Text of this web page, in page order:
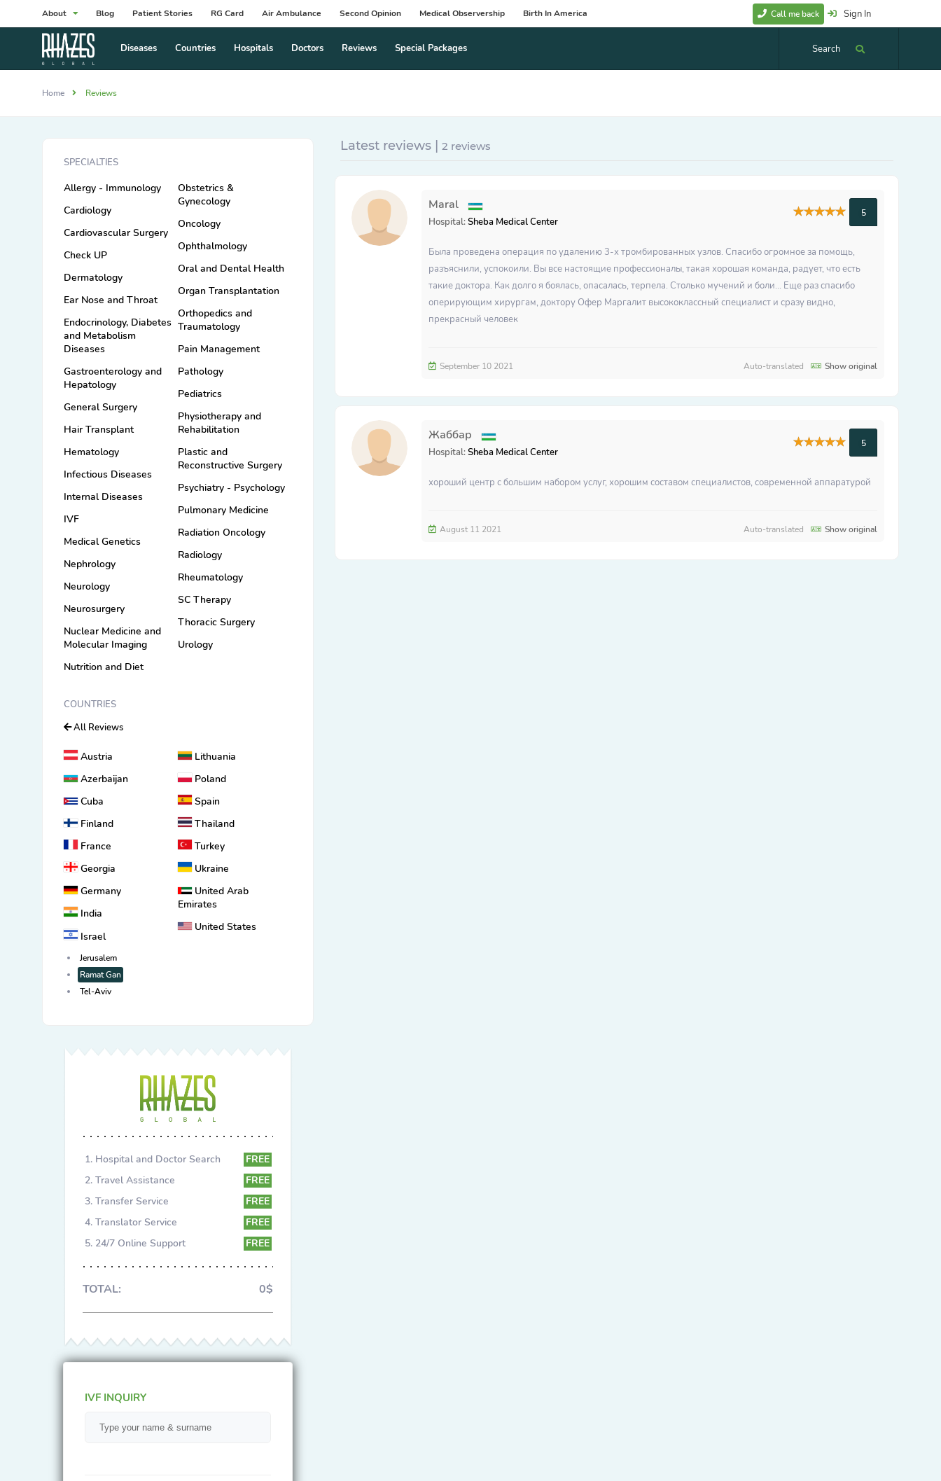
Sign In
Call me back
About Blog Patient Stories RG Card Air Ambulance Second Opinion Medical Observership Birth In America
Search
Diseases Countries Hospitals Doctors Reviews Special Packages
Home Reviews
SPECIALTIES
Allergy - Immunology
Cardiology
Cardiovascular Surgery
Check UP
Dermatology
Ear Nose and Throat
Endocrinology, Diabetes
and Metabolism
Diseases
Gastroenterology and
Hepatology
General Surgery
Hair Transplant
Hematology
Infectious Diseases
Internal Diseases
IVF
Medical Genetics
Nephrology
Neurology
Neurosurgery
Nuclear Medicine and
Molecular Imaging
Nutrition and Diet
Obstetrics &
Gynecology
Oncology
Ophthalmology
Oral and Dental Health
Organ Transplantation
Orthopedics and
Traumatology
Pain Management
Pathology
Pediatrics
Physiotherapy and
Rehabilitation
Plastic and
Reconstructive Surgery
Psychiatry - Psychology
Pulmonary Medicine
Radiation Oncology
Radiology
Rheumatology
SC Therapy
Thoracic Surgery
Urology
COUNTRIES
All Reviews
Austria
Azerbaijan
Cuba
Finland
France
Georgia
Germany
India
Israel
Jerusalem
Ramat Gan
Tel-Aviv
Lithuania
Poland
Spain
Thailand
Turkey
Ukraine
United Arab
Emirates
United States
Hospital and Doctor Search
FREE
Travel Assistance
FREE
Transfer Service
FREE
Translator Service
FREE
24/7 Online Support
FREE
TOTAL: 0$
IVF INQUIRY
Latest reviews | 2 reviews
Maral
Hospital:Sheba Medical Center
5
Была проведена операция по удалению 3-х тромбированных узлов. Спасибо огромное за помощь,
разъяснили, успокоили. Вы все настоящие профессионалы, такая хорошая команда, радует, что есть
такие доктора. Как долго я боялась, опасалась, терпела. Столько мучений и боли... Еще раз спасибо
оперирующим хирургам, доктору Офер Маргалит высококлассный специалист и сразу видно,
прекрасный человек
September 10 2021 Show original
Auto-translated
Жаббар
Hospital:Sheba Medical Center
5
хороший центр с большим набором услуг, хорошим составом специалистов, современной аппаратурой
August 11 2021 Show original
Auto-translated